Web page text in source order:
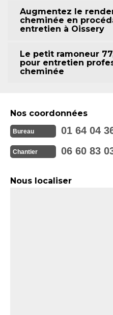
Augmentez le
cheminée en
entretien à Oissery
Le petit ramoneur
pour entretien
cheminée
Nos coordonnées
Bureau 01 64 04
Chantier 06 60 83
Nous localiser